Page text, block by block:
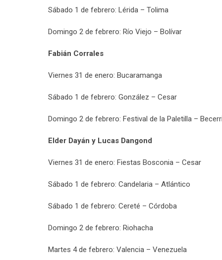
Sábado 1 de febrero: Lérida – Tolima
Domingo 2 de febrero: Río Viejo – Bolívar
Fabián Corrales
Viernes 31 de enero: Bucaramanga
Sábado 1 de febrero: González – Cesar
Domingo 2 de febrero: Festival de la Paletilla –
Elder Dayán y Lucas Dangond
Viernes 31 de enero: Fiestas Bosconia – Cesar
Sábado 1 de febrero: Candelaria – Atlántico
Sábado 1 de febrero: Cereté – Córdoba
Domingo 2 de febrero: Riohacha
Martes 4 de febrero: Valencia – Venezuela